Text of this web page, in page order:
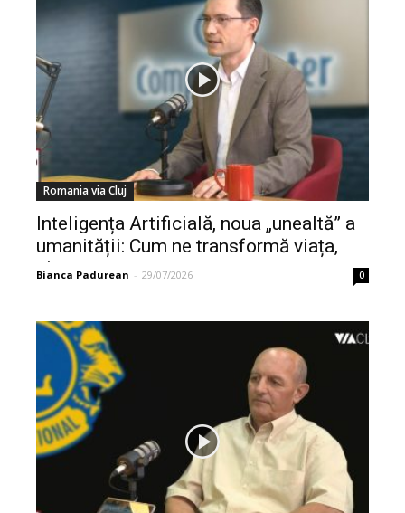
Romania via Cluj
Inteligența Artificială, noua „unealtă” a
umanității: Cum ne transformă viața,
piața...
Bianca Padurean - 29/07/2026 0